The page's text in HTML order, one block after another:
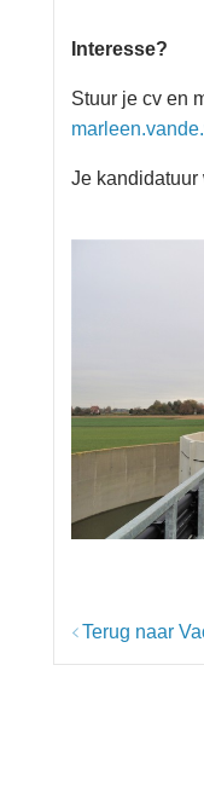
Interesse?
Stuur je cv en
Je kandidatuur
Terug naar